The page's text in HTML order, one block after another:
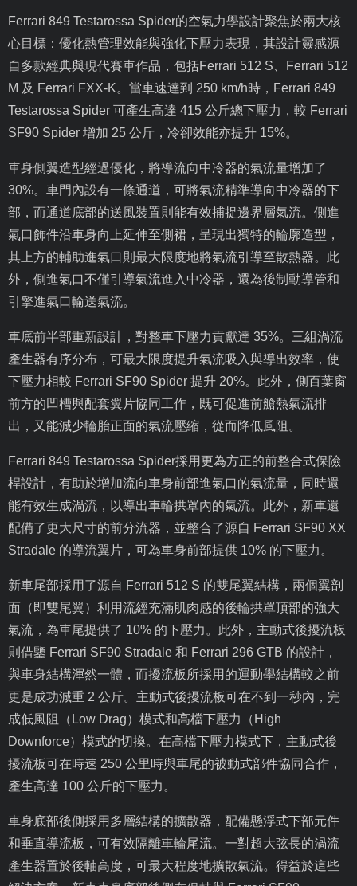
Ferrari 849 Testarossa Spider的空氣力學設計聚焦於兩大核
心目標：優化熱管理效能與強化下壓力表現，其設計靈感源
自多款經典與現代賽車作品，包括Ferrari 512 S
Ferrari 512
M 及 Ferrari FXX-K。當車速達到 250 km/h時， Ferrari 849
Testarossa Spider 可產生高達 415 公斤總下壓力，較 Ferrari
SF90 Spider 增加 25 公斤，冷卻效能亦提升 15%。
車身側翼造型經過優化，將導流向中冷器的氣流量增加了
30%。車門內設有一條通道，可將氣流精準導向中冷器的下
部，而通道底部的送風裝置則能有效捕捉邊界層氣流。側進
氣口飾件沿車身向上延伸至側裙，呈現出獨特的輪廓造型，
其上方的輔助進氣口則最大限度地將氣流引導至散熱器。此
外，側進氣口不僅引導氣流進入中冷器，還為後制動導管和
引擎進氣口輸送氣流。
車底前半部重新設計，對整車下壓力貢獻達 35%。三組渦流
產生器有序分布，可最大限度提升氣流吸入與導出效率，使
下壓力相較 Ferrari SF90 Spider 提升 20%。此外，側百葉窗
前方的凹槽與配套翼片協同工作，既可促進前艙熱氣流排
出，又能減少輪胎正面的氣流壓縮，從而降低風阻。
Ferrari 849 Testarossa Spider採用更為方正的前整合式保險
桿設計，有助於增加流向車身前部進氣口的氣流量，同時還
能有效生成渦流，以導出車輪拱罩內的氣流。此外，新車還
配備了更大尺寸的前分流器，並整合了源自 Ferrari SF90 XX
Stradale 的導流翼片，可為車身前部提供 10% 的下壓力。
新車尾部採用了源自 Ferrari 512 S 的雙尾翼結構，兩個翼剖
面（即雙尾翼）利用流經充滿肌肉感的後輪拱罩頂部的強大
氣流，為車尾提供了 10% 的下壓力。此外，主動式後擾流板
則借鑒 Ferrari SF90 Stradale 和 Ferrari 296 GTB 的設計，
與車身結構渾然一體，而擾流板所採用的運動學結構較之前
更是成功減重 2 公斤。主動式後擾流板可在不到一秒內，完
成低風阻（ Low Drag）模式和高檔下壓力（ High
Downforce）模式的切換。在高檔下壓力模式下，主動式後
擾流板可在時速 250 公里時與車尾的被動式部件協同合作，
產生高達 100 公斤的下壓力。
車身底部後側採用多層結構的擴散器，配備懸浮式下部元件
和垂直導流板，可有效隔離車輪尾流。一對超大弦長的渦流
產生器置於後軸高度，可最大程度地擴散氣流。得益於這些